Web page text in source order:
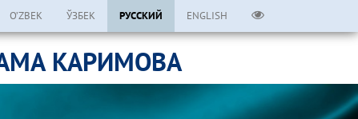
O’ZBEK ЎЗБЕК РУССКИЙ ENGLISH
КАРИМОВА